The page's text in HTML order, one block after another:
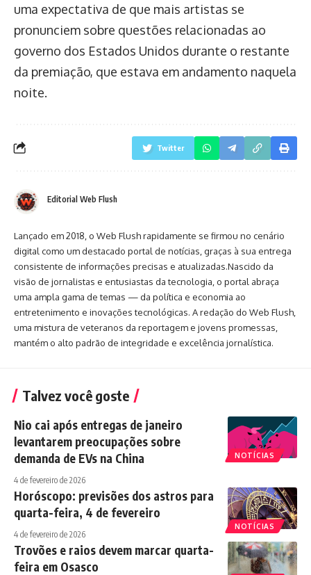
uma expectativa de que mais artistas se
pronunciem sobre questões relacionadas ao
governo dos Estados Unidos durante o restante
da premiação, que estava em andamento naquela
noite.
Twitter
Editorial Web Flush
Lançado em 2018, o Web Flush rapidamente se firmou no cenário
digital como um destacado portal de notícias, graças à sua entrega
consistente de informações precisas e atualizadas.Nascido da
visão de jornalistas e entusiastas da tecnologia, o portal abraça
uma ampla gama de temas — da política e economia ao
entretenimento e inovações tecnológicas. A redação do Web Flush,
uma mistura de veteranos da reportagem e jovens promessas,
mantém o alto padrão de integridade e excelência jornalística.
Talvez você goste
NOTÍCIAS
Nio cai após entregas de janeiro
levantarem preocupações sobre
demanda de EVs na China
4 de fevereiro de 2026
NOTÍCIAS
Horóscopo: previsões dos astros para
quarta-feira, 4 de fevereiro
4 de fevereiro de 2026
Trovões e raios devem marcar quarta-
feira em Osasco